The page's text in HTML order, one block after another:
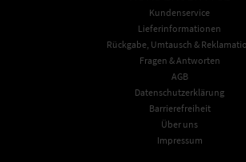
Kundenservice
Lieferinformationen
Rückgabe, Umtausch &
Fragen & Antworten
AGB
Datenschutzerklärung
Barrierefreiheit
Über uns
Impressum